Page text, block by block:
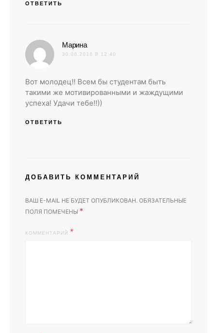
ОТВЕТИТЬ
Марина:
30.06.2016 В 12:40
Вот молодец!! Всем бы студентам быть
такими же мотивированными и жаждущими
успеха! Удачи тебе!!))
ОТВЕТИТЬ
ДОБАВИТЬ КОММЕНТАРИЙ
ВАШ E-MAIL НЕ БУДЕТ ОПУБЛИКОВАН. ОБЯЗАТЕЛЬНЫЕ
ПОЛЯ ПОМЕЧЕНЫ *
КОММЕНТАРИЙ